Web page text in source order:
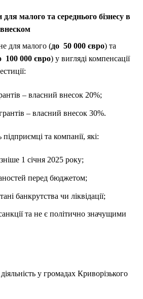
малого та середнього бізнесу в
для малого (до 50 000 євро) та
100 000 євро) у вигляді компенсації
– власний внесок 20%;
– власний внесок 30%.
та компанії, які:
1 січня 2025 року;
перед бюджетом;
банкрутства чи ліквідації;
та не є політично значущими
у громадах Криворізького